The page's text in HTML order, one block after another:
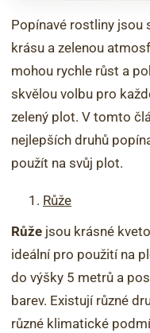
Popínavé rostliny jsou
krásu a zelenou
mohou rychle růst a
skvělou volbu pro
zelený plot. V tomto
nejlepších druhů
použít na svůj plot.
Růže
Růže jsou krásné
ideální pro použití na
do výšky 5 metrů a
barev. Existují různé
různé klimatické